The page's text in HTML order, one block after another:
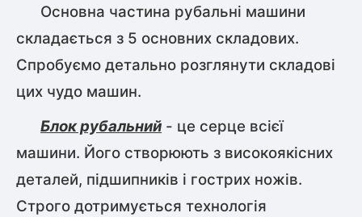
Основна частина рубальні машини
складається з 5 основних складових.
Спробуємо детально розглянути складові
цих чудо машин.
Блок рубальний - це серце всієї
машини. Його створюють з високоякісних
деталей, підшипників і гострих ножів.
Строго дотримується технологія